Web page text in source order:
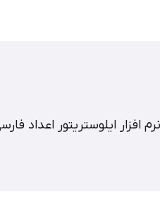
افزار ایلوستریتور اعداد